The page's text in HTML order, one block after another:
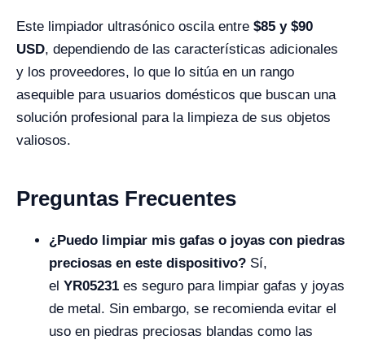
Este limpiador ultrasónico oscila entre $85 y $90
USD, dependiendo de las características adicionales
y los proveedores, lo que lo sitúa en un rango
asequible para usuarios domésticos que buscan una
solución profesional para la limpieza de sus objetos
valiosos.
Preguntas Frecuentes
¿Puedo limpiar mis gafas o joyas con piedras
preciosas en este dispositivo? Sí,
el YR05231 es seguro para limpiar gafas y joyas
de metal. Sin embargo, se recomienda evitar el
uso en piedras preciosas blandas como las